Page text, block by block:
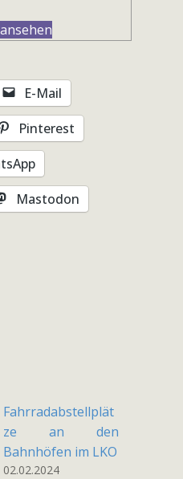
E-Mail
Pinterest
Mastodon
Fahrradabstellplät
ze an den
Bahnhöfen im LKO
02.02.2024